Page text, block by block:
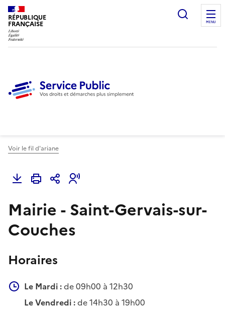
RÉPUBLIQUE
FRANÇAISE
Ouvrir
MENU
Voir le fil d'ariane
Mairie - Saint-Gervais-sur-
Couches
Horaires
Le Mardi :de 09h00 à 12h30
Le Vendredi :de 14h30 à 19h00